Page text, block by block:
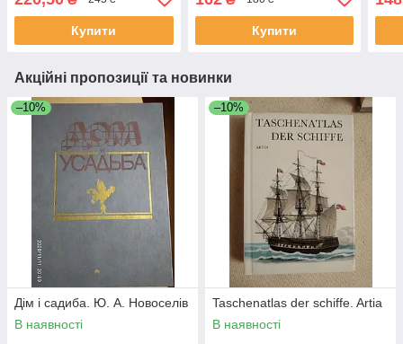
Купити
Бабкіна Е.А. Левашов
Купити
Акційні пропозиції та новинки
–10%
Дім і садиба. Ю. А. Новоселів
В наявності
–10%
Taschenatlas der schiffe. Artia
В наявності